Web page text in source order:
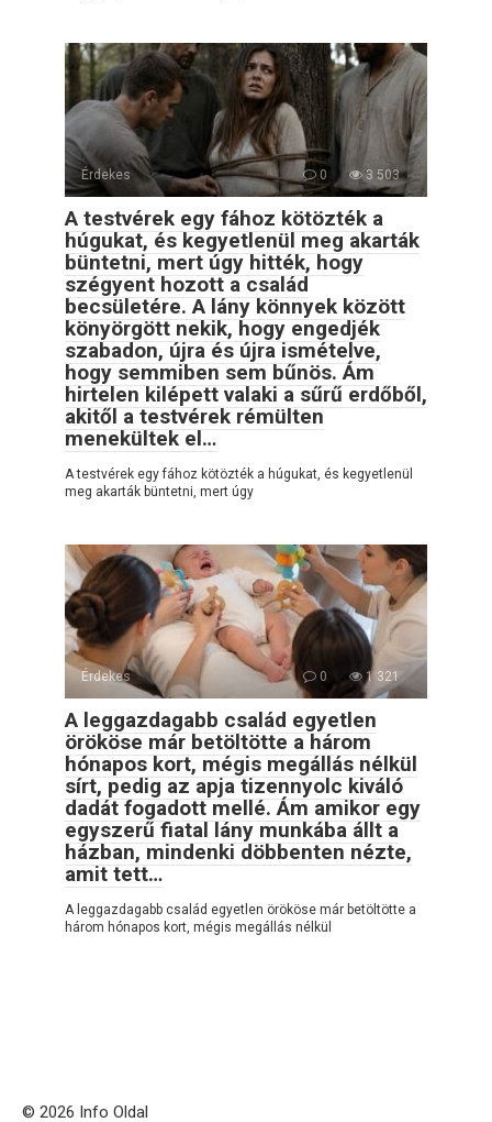
Érdekes 0 3 503
A testvérek egy fához kötözték a
húgukat, és kegyetlenül meg akarták
büntetni, mert úgy hitték, hogy
szégyent hozott a család
becsületére. A lány könnyek között
könyörgött nekik, hogy engedjék
szabadon, újra és újra ismételve,
hogy semmiben sem bűnös. Ám
hirtelen kilépett valaki a sűrű erdőből,
akitől a testvérek rémülten
menekültek el…
A testvérek egy fához kötözték a húgukat, és kegyetlenül
meg akarták büntetni, mert úgy
Érdekes 0 1 321
A leggazdagabb család egyetlen
örököse már betöltötte a három
hónapos kort, mégis megállás nélkül
sírt, pedig az apja tizennyolc kiváló
dadát fogadott mellé. Ám amikor egy
egyszerű fiatal lány munkába állt a
házban, mindenki döbbenten nézte,
amit tett…
A leggazdagabb család egyetlen örököse már betöltötte a
három hónapos kort, mégis megállás nélkül
© 2026 Info Oldal